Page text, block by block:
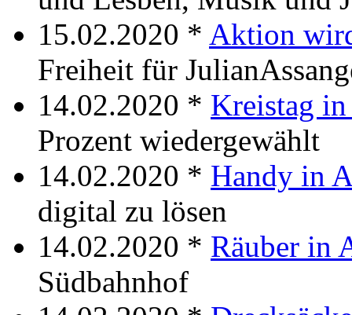
15.02.2020 * Aktion
Freiheit für
14.02.2020 * Kreistag
Prozent wiedergewählt
14.02.2020 * Handy in
digital zu lösen
14.02.2020 * Räuber in
Südbahnhof